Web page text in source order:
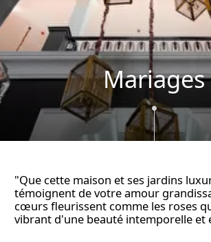
Mariages
"Que cette maison et ses jardins
témoignent de votre amour
cœurs fleurissent comme les roses
vibrant d'une beauté intemporelle et